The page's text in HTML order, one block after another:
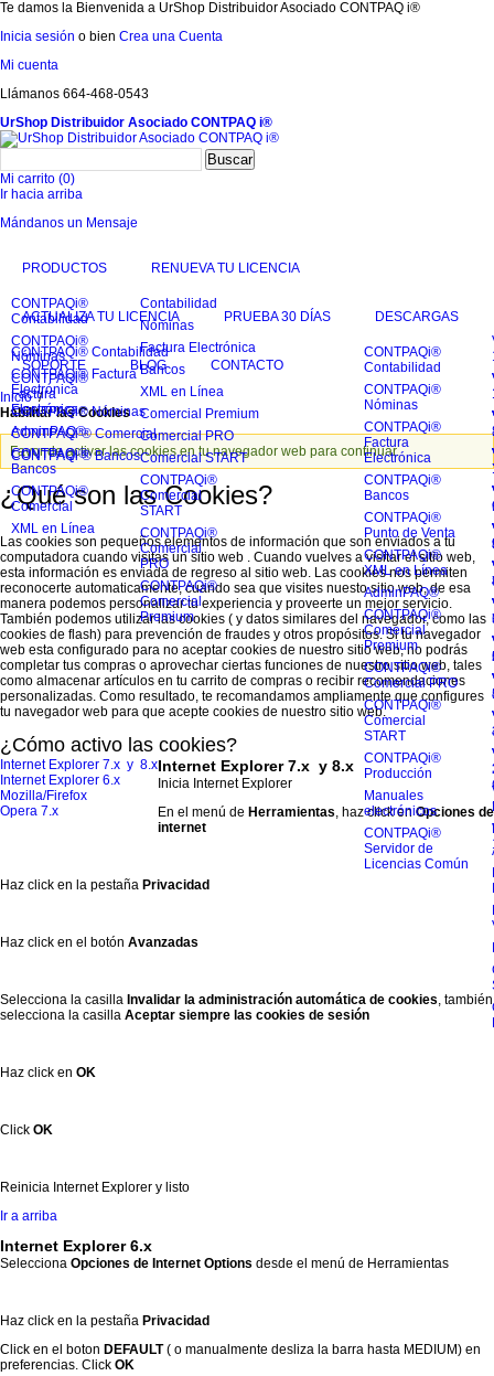
Te damos la Bienvenida a UrShop Distribuidor Asociado CONTPAQ i®
Inicia sesión o bien Crea una Cuenta
Mi cuenta
Llámanos 664-468-0543
UrShop Distribuidor Asociado CONTPAQ i®
Buscar
Mi carrito (0)
Ir hacia arriba
Mándanos un Mensaje
PRODUCTOS
CONTPAQi®
Contabilidad
CONTPAQi®
Nóminas
CONTPAQi®
Factura
Electrónica
AdminPAQ®
CONTPAQi®
Bancos
CONTPAQi®
Comercial
CONTPAQi®
Comercial
START
CONTPAQi®
Comercial
PRO
CONTPAQi®
Comercial
Premium
XML en Línea
RENUEVA TU LICENCIA
Contabilidad
Nóminas
Factura Electrónica
Bancos
XML en Línea
Comercial Premium
Comercial PRO
Comercial START
ACTUALIZA TU LICENCIA
CONTPAQi® Contabilidad
CONTPAQi® Factura
Electrónica
CONTPAQi® Nóminas
CONTPAQi ® Comercial
CONTPAQi ® Bancos
PRUEBA 30 DÍAS DESCARGAS
CONTPAQi®
Contabilidad
CONTPAQi®
Nóminas
CONTPAQi®
Factura
Electrónica
CONTPAQi®
Bancos
CONTPAQi®
Punto de Venta
CONTPAQi®
XML en Línea
AdminPAQ®
CONTPAQi®
Comercial
Premium
CONTPAQi®
Comercial PRO
CONTPAQi®
Comercial
START
CONTPAQi®
Producción
Manuales
electrónicos
CONTPAQi®
Servidor de
Licencias Común
SOPORTE BLOG CONTACTO
Inicio /
Habilitar las Cookies
Favor de activar las cookies en tu navegador web para continuar.
¿Qué son las Cookies?
Las cookies son pequeños elementos de información que son enviados a tu
computadora cuando visitas un sitio web . Cuando vuelves a visitar el sitio web,
esta información es enviada de regreso al sitio web. Las cookies nos permiten
reconocerte automaticamente, cuando sea que visites nuesto sitio web, de esa
manera podemos personalizar tu experiencia y proveerte un mejor servicio.
También podemos utilizar las cookies ( y datos similares del navegador, como las
cookies de flash) para prevención de fraudes y otros propósitos. Si tu navegador
web esta configurado para no aceptar cookies de nuestro sitio web, no podrás
completar tus compras o aprovechar ciertas funciones de nuestro sitio web, tales
como almacenar artículos en tu carrito de compras o recibir recomendaciones
personalizadas. Como resultado, te recomandamos ampliamente que configures
tu navegador web para que acepte cookies de nuestro sitio web.
¿Cómo activo las cookies?
Internet Explorer 7.x y 8.x
Internet Explorer 6.x
Mozilla/Firefox
Opera 7.x
Internet Explorer 7.x y 8.x
Inicia Internet Explorer
En el menú de Herramientas, haz click enOpciones de
internet
Haz click en la pestaña Privacidad
Haz click en el botón Avanzadas
Selecciona la casilla Invalidar la administración automática de cookies, también
selecciona la casilla Aceptar siempre las cookies de sesión
Haz click en OK
Click OK
Reinicia Internet Explorer y listo
Ir a arriba
Internet Explorer 6.x
Selecciona Opciones de Internet Options desde el menú de Herramientas
Haz click en la pestaña Privacidad
Click en el boton DEFAULT( o manualmente desliza la barra hasta MEDIUM) en
preferencias. Click OK